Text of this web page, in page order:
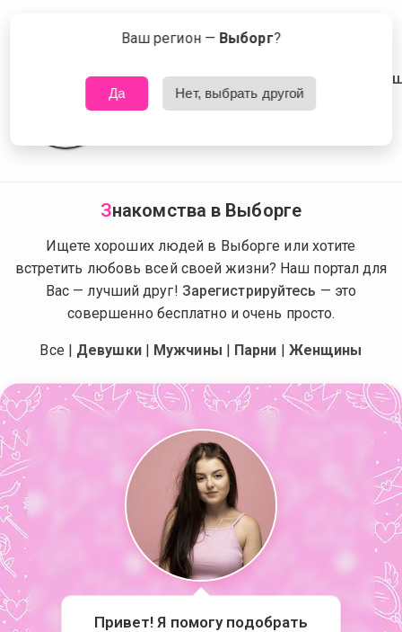
Сейчас знакомятся в Выборге Что это?
Знакомства в Выборге
Ищете хороших людей в Выборге или хотите
встретить любовь всей своей жизни? Наш портал для
Вас — лучший друг! Зарегистрируйтесь — это
совершенно бесплатно и очень просто.
Все | Девушки| Мужчины | Парни | Женщины
Привет! Я помогу подобрать
Ваш регион — Выборг?
Да Нет, выбрать другой